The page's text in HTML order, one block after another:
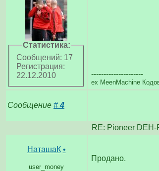
Статистика:
Сообщений: 17
Регистрация:
22.12.2010
---------------------
ex MeenMachine
Сообщение #4
RE: Pioneer DEH-
НаташаК •
user_money
Продано.